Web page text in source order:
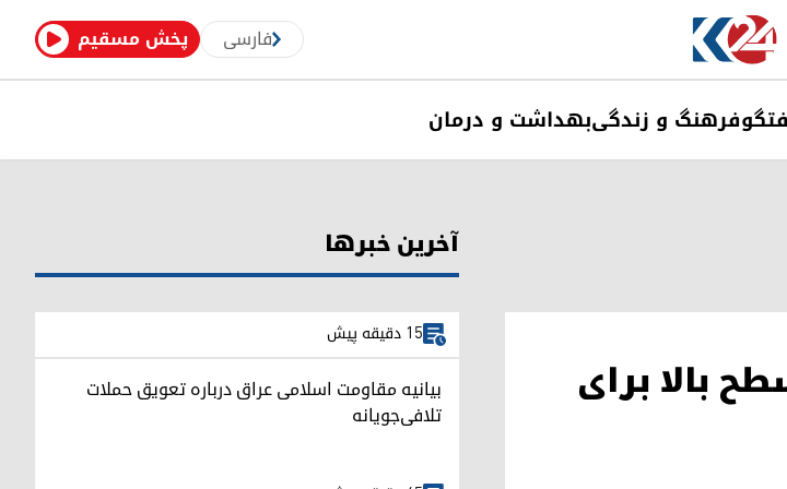
پخش مسقیم فارسی
فرهنگ و زندگیبهداشت و درمان
بالا برای
آخرین خبرها
15 دقیقه پیش
بیانیه مقاومت اسلامی عراق درباره تعویق حملات
تلافی‌جویانه